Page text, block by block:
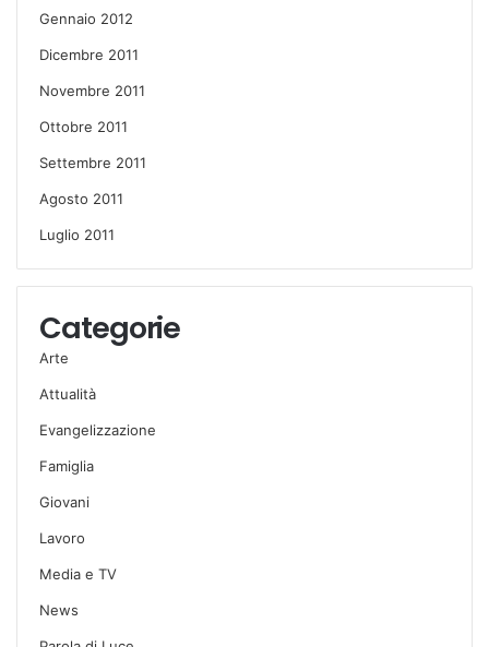
Gennaio 2012
Dicembre 2011
Novembre 2011
Ottobre 2011
Settembre 2011
Agosto 2011
Luglio 2011
Categorie
Arte
Attualità
Evangelizzazione
Famiglia
Giovani
Lavoro
Media e TV
News